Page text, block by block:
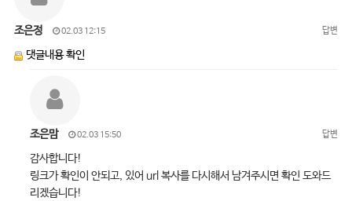
조은정 02.03 12:15 답변
댓글내용 확인
조은맘 02.03 15:50 답변
감사합니다!
링크가 확인이 안되고, 있어 url 복사를 다시해서 남겨주시면 확인 도와드
리겠습니다!